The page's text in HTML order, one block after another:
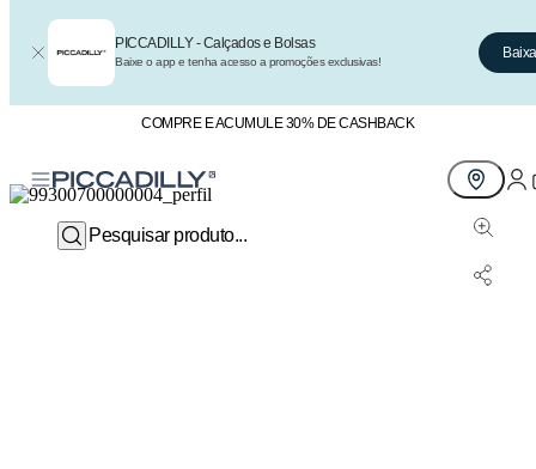
PICCADILLY - Calçados e Bolsas
Baixe o app e tenha acesso a promoções exclusivas!
COMPRE E ACUMULE 30% DE CASHBACK